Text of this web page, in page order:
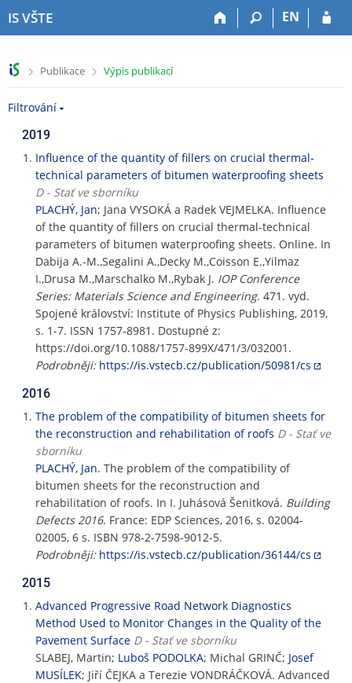
IS VŠTE EN
>Publikace >
Výpis publikací
Filtrování
2019
Influence of the quantity of fillers on crucial thermal-
technical parameters of bitumen waterproofing sheets
D - Stať ve sborníku
PLACHÝ, Jan; Jana VYSOKÁ a Radek VEJMELKA. Influence
of the quantity of fillers on crucial thermal-technical
parameters of bitumen waterproofing sheets. Online. In
Dabija A.-M.,Segalini A.,Decky M.,Coisson E.,Yilmaz
I.,Drusa M.,Marschalko M.,Rybak J. IOP Conference
Series: Materials Science and Engineering. 471. vyd.
Spojené království: Institute of Physics Publishing, 2019,
s. 1-7. ISSN 1757-8981. Dostupné z:
https://doi.org/10.1088/1757-899X/471/3/032001.
Podrobněji: https://is.vstecb.cz/publication/50981/cs
2016
The problem of the compatibility of bitumen sheets for
the reconstruction and rehabilitation of roofs D - Stať ve
sborníku
PLACHÝ, Jan. The problem of the compatibility of
bitumen sheets for the reconstruction and
rehabilitation of roofs. In I. Juhásová Šenitková. Building
Defects 2016. France: EDP Sciences, 2016, s. 02004-
02005, 6 s. ISBN 978-2-7598-9012-5.
Podrobněji: https://is.vstecb.cz/publication/36144/cs
2015
Advanced Progressive Road Network Diagnostics
Method Used to Monitor Changes in the Quality of the
Pavement Surface D - Stať ve sborníku
SLABEJ, Martin; Luboš PODOLKA; Michal GRINČ; Josef
MUSÍLEK; Jiří ČEJKA a Terezie VONDRÁČKOVÁ. Advanced